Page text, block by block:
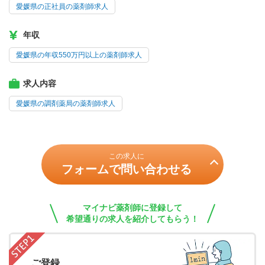
愛媛県の正社員の薬剤師求人
年収
愛媛県の年収550万円以上の薬剤師求人
求人内容
愛媛県の調剤薬局の薬剤師求人
この求人に
フォームで問い合わせる
マイナビ薬剤師に登録して
希望通りの求人を紹介してもらう！
ご登録